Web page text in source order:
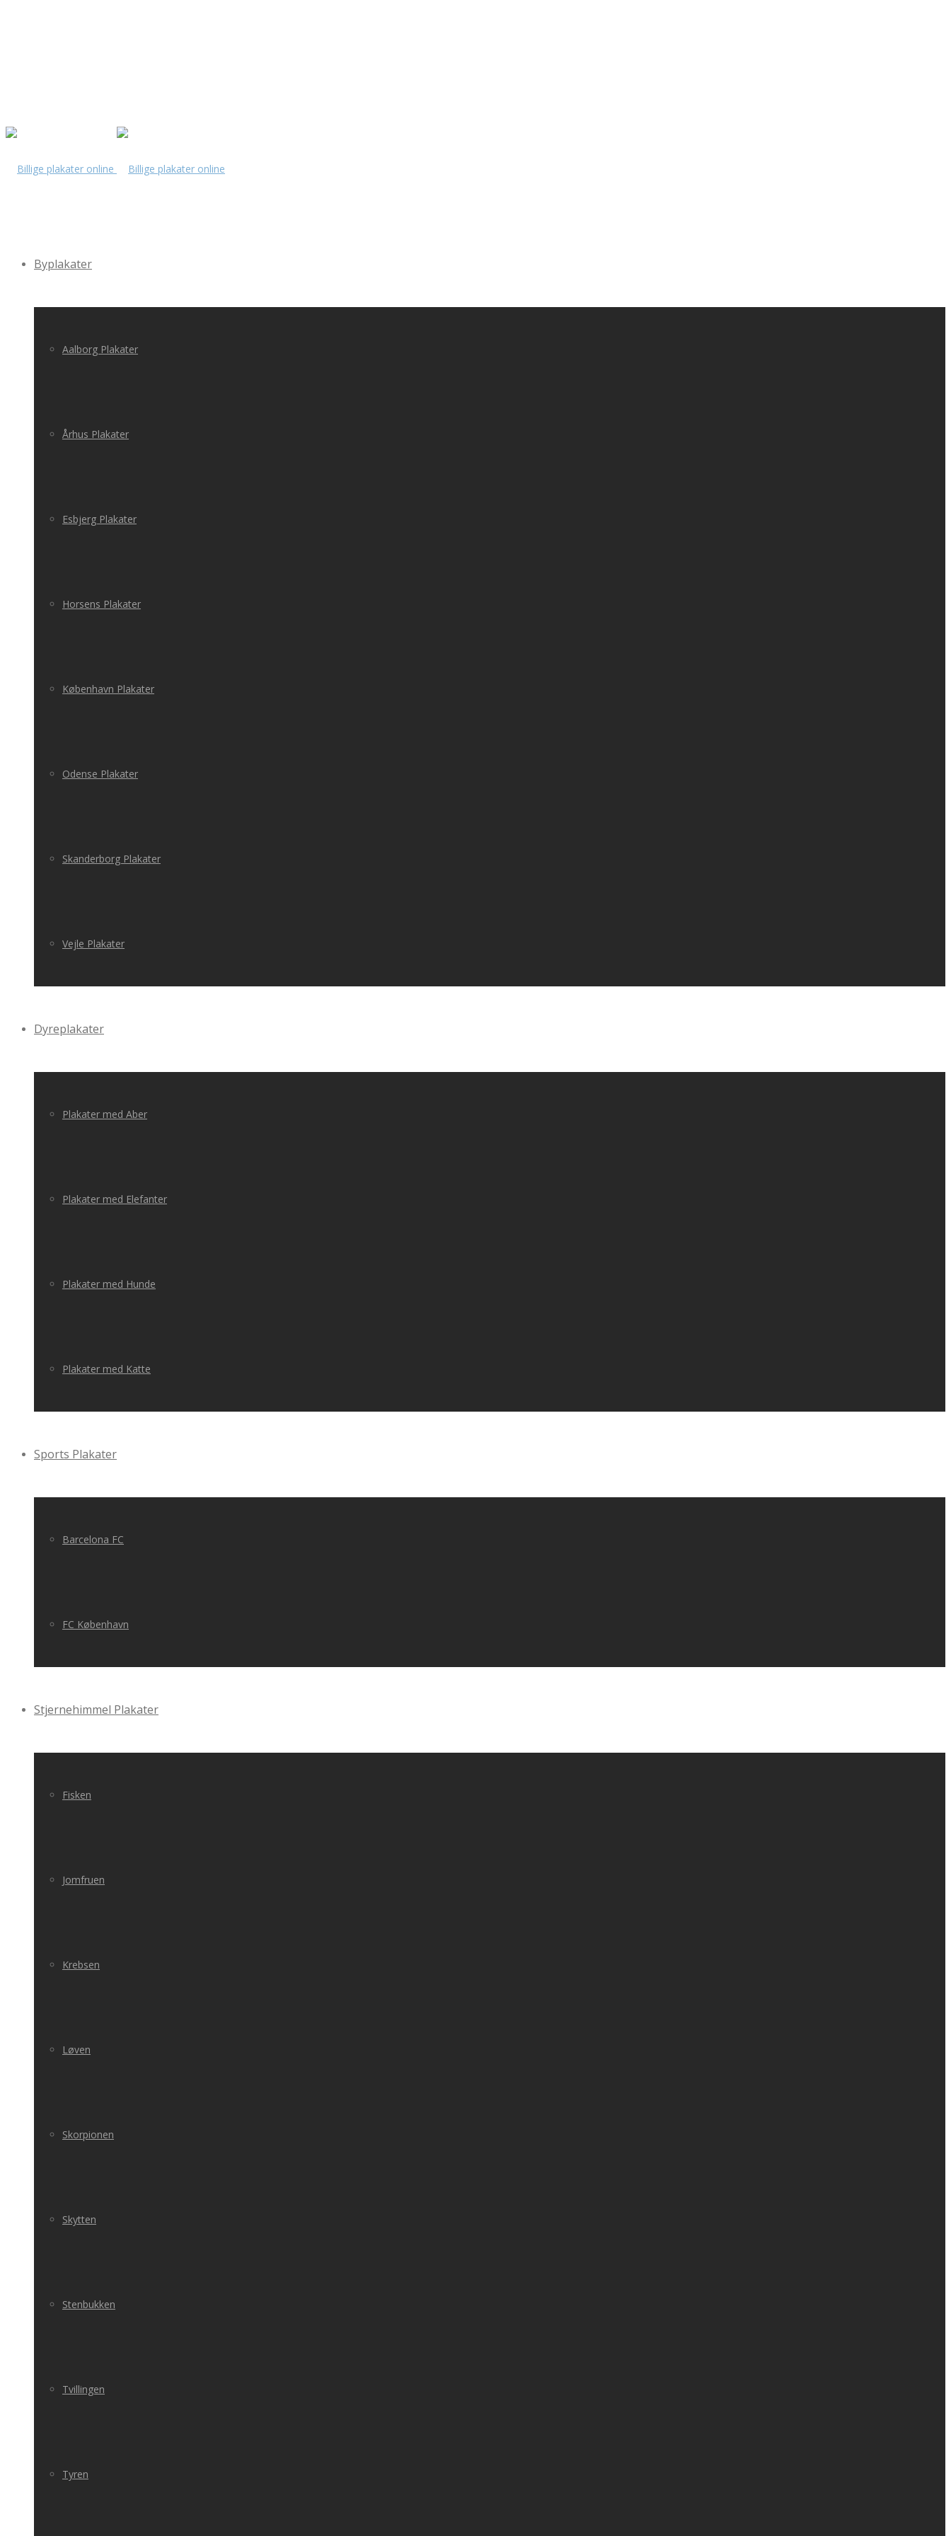
Byplakater
Aalborg Plakater
Århus Plakater
Esbjerg Plakater
Horsens Plakater
København Plakater
Odense Plakater
Skanderborg Plakater
Vejle Plakater
Dyreplakater
Plakater med Aber
Plakater med Elefanter
Plakater med Hunde
Plakater med Katte
Sports Plakater
Barcelona FC
FC København
Stjernehimmel Plakater
Fisken
Jomfruen
Krebsen
Løven
Skorpionen
Skytten
Stenbukken
Tvillingen
Tyren